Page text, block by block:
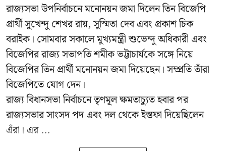
রাজ্যসভা উপনির্বাচনে মনোনয়ন জমা দিলেন তিন বিজেপি
প্রার্থী সুখেন্দু শেখর রায়, সুস্মিতা দেব এবং প্রকাশ চিক
বরাইক। সোমবার সকালে মুখ্যমন্ত্রী শুভেন্দু অধিকারী এবং
বিজেপির রাজ্য সভাপতি শমীক ভট্টাচার্যকে সঙ্গে নিয়ে
বিজেপির তিন প্রার্থী মনোনয়ন জমা দিয়েছেন। সম্প্রতি তাঁরা
বিজেপিতে যোগ দেন।
রাজ্য বিধানসভা নির্বাচনে তৃণমূল ক্ষমতাচ্যুত হবার পর
রাজ্যসভার সাংসদ পদ এবং দল থেকে ইস্তফা দিয়েছিলেন
এঁরা। এর ...